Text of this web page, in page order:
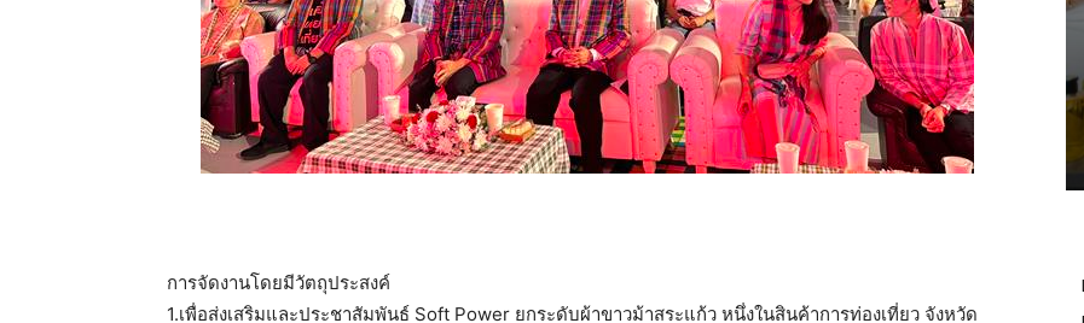
การจัดงานโดยมีวัตถุประสงค์
1.เพื่อส่งเสริมและประชาสัมพันธ์ Soft Power ยกระดับผ้าขาวม้าสระแก้ว หนึ่งในสินค้าการท่องเที่ยว จังหวัด